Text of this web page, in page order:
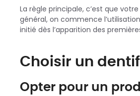
La règle principale, c’est que
général, on commence
initié dès l’apparition des
Choisir un
Opter pour un